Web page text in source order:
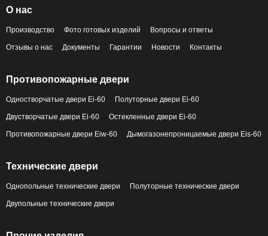
О нас
Производство Фото готовых изделий Вопросы и ответы
Отзывы о нас Документы Гарантии Новости Контакты
Противопожарные двери
Одностворчатые двери Ei-60 Полуторные двери Ei-60
Двустворчатые двери Ei-60 Остекленные двери Ei-60
Противопожарные двери Eiw-60 Дымогазонепроницаемые двери Eis-60
Технические двери
Однопольные технические двери Полуторные технические двери
Двупольные технические двери